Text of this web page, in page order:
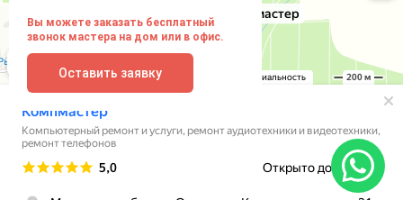
Вы можете заказать бесплатный
звонок мастера на дом или в офис.
Оставить заявку